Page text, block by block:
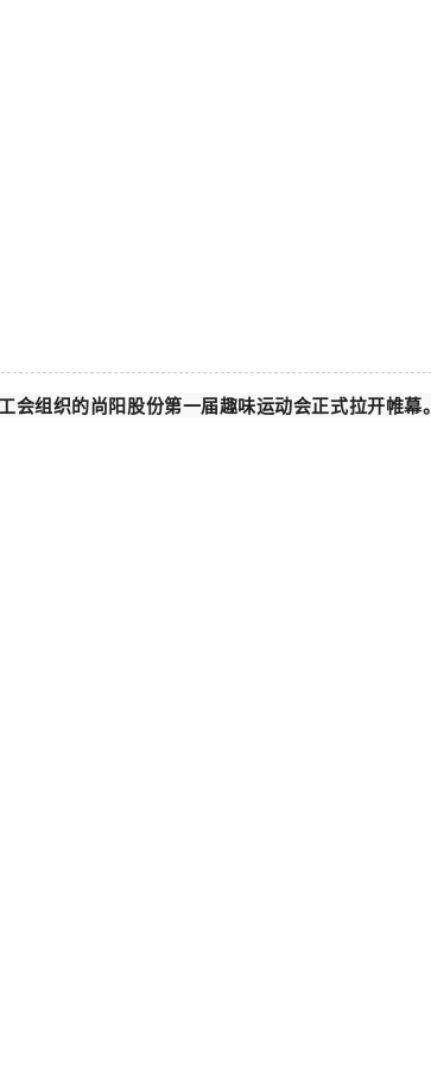
会组织的尚阳股份第一届趣味运动会正式拉开帷幕。